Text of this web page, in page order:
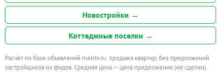
Новостройки →
Коттеджные поселки →
Расчёт по базе объявлений metrtv.ru: продажа квартир, без предложений
застройщиков из фидов. Средняя цена — цена предложения (не сделки).